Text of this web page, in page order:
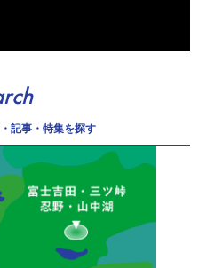
記事・特集を探す